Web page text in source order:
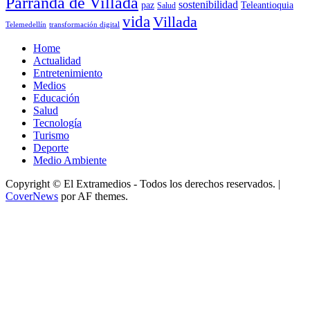
paz Salud sostenibilidad Teleantioquia
Telemedellín transformación digital vida Villada
Home
Actualidad
Entretenimiento
Medios
Educación
Salud
Tecnología
Turismo
Deporte
Medio Ambiente
Copyright © El Extramedios - Todos los derechos reservados. |
CoverNews por AF themes.